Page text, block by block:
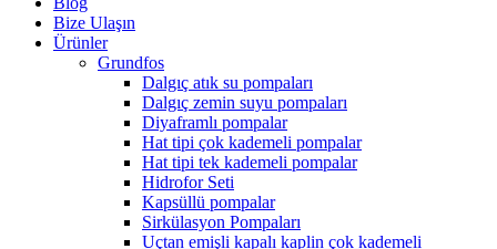
Bize Ulaşın
Ürünler
Grundfos
Dalgıç atık su pompaları
Dalgıç zemin suyu pompaları
Diyaframlı pompalar
Hat tipi çok kademeli pompalar
Hat tipi tek kademeli pompalar
Hidrofor Seti
Kapsüllü pompalar
Sirkülasyon Pompaları
Uçtan emişli kapalı kaplin çok kademeli